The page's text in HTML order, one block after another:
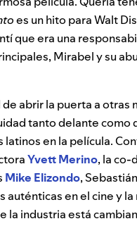
es un hito para Walt
que era una
Mirabel y su
abrir la puerta a otras
tanto delante como
en la película.
Yvett Merino, la co-
Mike Elizondo,
en el cine y
la industria está